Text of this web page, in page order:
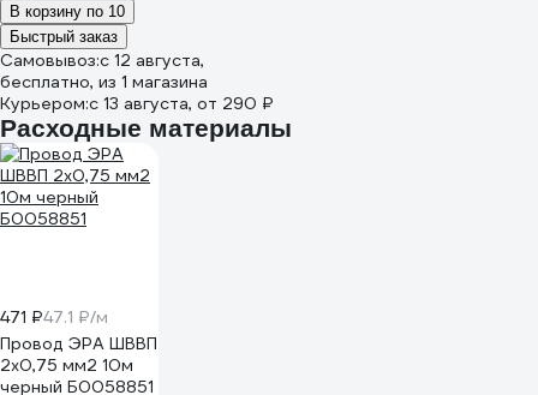
В корзину по 10
Быстрый заказ
Самовывоз:c 12 августа,
бесплатно, из 1 магазина
Курьером:c 13 августа, от 290 ₽
Расходные материалы
471 ₽47.1 ₽/м
Провод ЭРА ШВВП
2x0,75 мм2 10м
черный Б0058851